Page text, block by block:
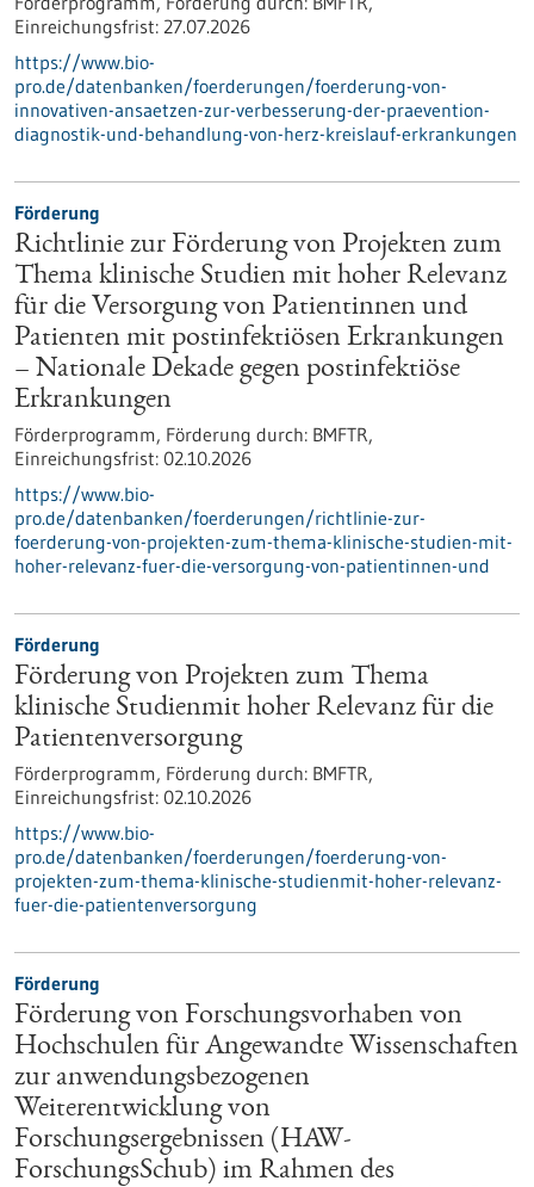
Einreichungsfrist: 27.07.2026
https://www.bio-
pro.de/datenbanken/foerderungen/foerderung-von-
innovativen-ansaetzen-zur-verbesserung-der-praevention-
diagnostik-und-behandlung-von-herz-kreislauf-erkrankungen
Förderung
Richtlinie zur Förderung von Projekten zum
Thema klinische Studien mit hoher Relevanz
für die Versorgung von Patientinnen und
Patienten mit postinfektiösen Erkrankungen
– Nationale Dekade gegen postinfektiöse
Erkrankungen
Förderprogramm, Förderung durch: BMFTR,
Einreichungsfrist: 02.10.2026
https://www.bio-
pro.de/datenbanken/foerderungen/richtlinie-zur-
foerderung-von-projekten-zum-thema-klinische-studien-mit-
hoher-relevanz-fuer-die-versorgung-von-patientinnen-und
Förderung
Förderung von Projekten zum Thema
klinische Studienmit hoher Relevanz für die
Patientenversorgung
Förderprogramm, Förderung durch: BMFTR,
Einreichungsfrist: 02.10.2026
https://www.bio-
pro.de/datenbanken/foerderungen/foerderung-von-
projekten-zum-thema-klinische-studienmit-hoher-relevanz-
fuer-die-patientenversorgung
Förderung
Förderung von Forschungsvorhaben von
Hochschulen für Angewandte Wissenschaften
zur anwendungsbezogenen
Weiterentwicklung von
Forschungsergebnissen (HAW-
ForschungsSchub) im Rahmen des